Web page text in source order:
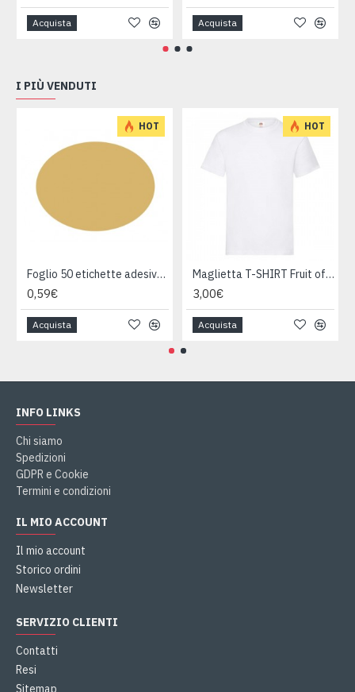
Acquista Acquista
I PIÙ VENDUTI
HOT
Foglio 50 etichette adesive ovali ORO mm 36x27
0,59€
Acquista
HOT
Maglietta T-SHIRT Fruit of The Loom HEAVY varie taglie
3,00€
Acquista
INFO LINKS
Chi siamo
Spedizioni
GDPR e Cookie
Termini e condizioni
IL MIO ACCOUNT
Il mio account
Storico ordini
Newsletter
SERVIZIO CLIENTI
Contatti
Resi
Sitemap